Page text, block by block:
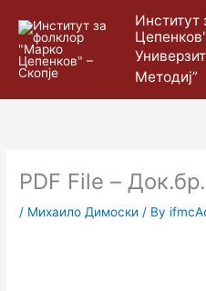
content
Институт
Методиј”
PDF File –
/ Михаило Димоски / By